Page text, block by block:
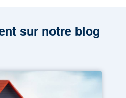
sur notre blog